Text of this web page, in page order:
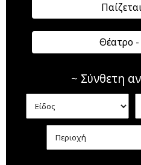
Θέατρο
~ Σύνθετη